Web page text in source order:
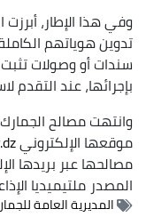
وفي هذا الإطار، أبرزت
تدوين هوياتهم
سندات أو وصولات تثبت
بإجرائها، عند التقدم
وانتهت مصالح الجمارك
موقعها الإلكتروني
مصالحها عبر بريدها
المصدرملتيميديا الإذاعة
المديرية العامة للجمارك